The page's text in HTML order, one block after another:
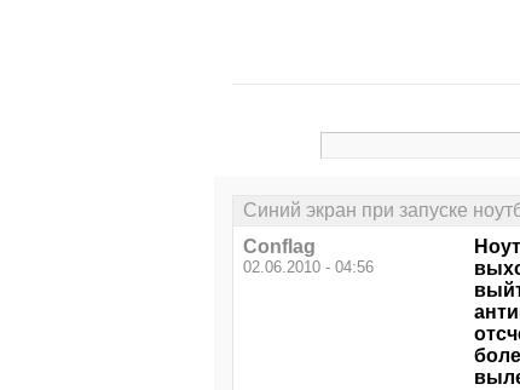
Синий экран при запуске
Conflag
02.06.2010 - 04:56